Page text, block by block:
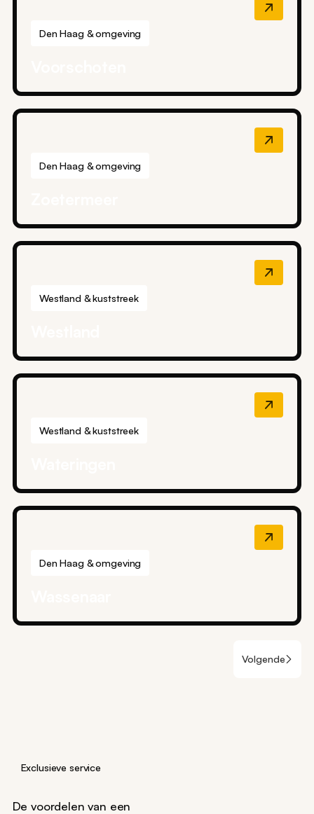
Den Haag & omgeving
Den Haag & omgeving
Westland & kuststreek
Westland & kuststreek
Den Haag & omgeving
Volgende
Exclusieve service
De voordelen van een